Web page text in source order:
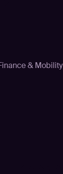
& Mobility